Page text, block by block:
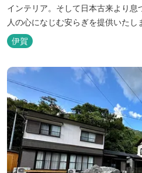
インテリア。そして日本古来より
人の心になじむ安らぎを提供いたし
トインホテルズの機能性や利便性は
アンスを湛えた空間は、ビジネスに
伊賀